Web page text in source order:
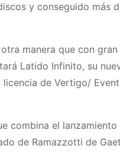
y conseguido más
manera que con
Latido Infinito, su
de Vertigo/
combina el
de Ramazzotti de